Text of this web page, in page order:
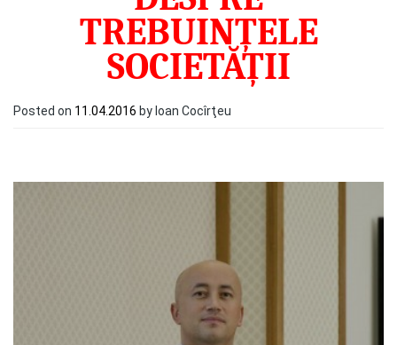
TREBUINȚELE
SOCIETĂȚII
Posted on 11.04.2016 by Ioan Cocîrţeu